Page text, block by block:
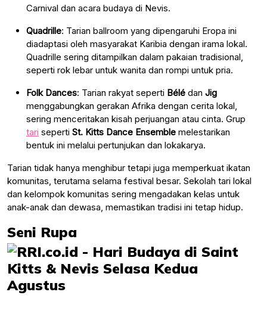
Carnival dan acara budaya di Nevis.
Quadrille: Tarian ballroom yang dipengaruhi Eropa ini
diadaptasi oleh masyarakat Karibia dengan irama lokal.
Quadrille sering ditampilkan dalam pakaian tradisional,
seperti rok lebar untuk wanita dan rompi untuk pria.
Folk Dances: Tarian rakyat seperti Bélé dan Jig
menggabungkan gerakan Afrika dengan cerita lokal,
sering menceritakan kisah perjuangan atau cinta. Grup
tari seperti St. Kitts Dance Ensemble melestarikan
bentuk ini melalui pertunjukan dan lokakarya.
Tarian tidak hanya menghibur tetapi juga memperkuat ikatan
komunitas, terutama selama festival besar. Sekolah tari lokal
dan kelompok komunitas sering mengadakan kelas untuk
anak-anak dan dewasa, memastikan tradisi ini tetap hidup.
Seni Rupa